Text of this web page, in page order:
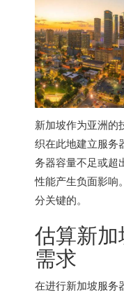
新加坡作为亚洲的
织在此地建立服务
务器容量不足或超
性能产生负面影响
分关键的。
估算新
需求
在进行新加坡服务